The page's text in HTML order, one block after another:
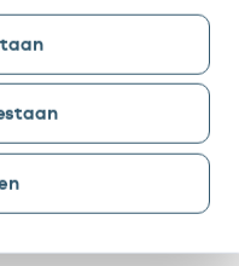
deze rechten
uitvoering te
die je met ons
bewaard zolang
persoonsgegevens
verlopen is.